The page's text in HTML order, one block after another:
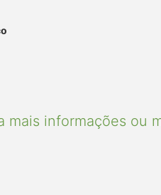
mais informações ou